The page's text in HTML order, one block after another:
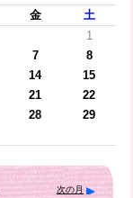
金
土
1
7
8
14
15
21
22
28
29
次の月